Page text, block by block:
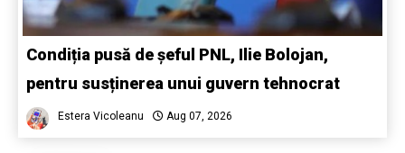
Condiția pusă de șeful PNL, Ilie Bolojan,
pentru susținerea unui guvern tehnocrat
Estera Vicoleanu Aug 07, 2026